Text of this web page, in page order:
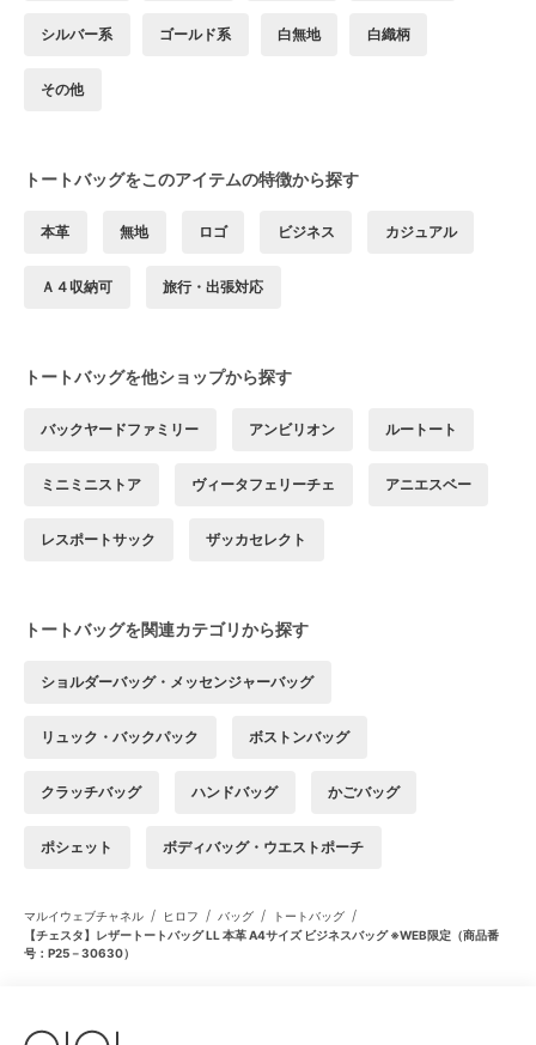
シルバー系 ゴールド系 白無地 白織柄
その他
トートバッグをこのアイテムの特徴から探す
本革 無地 ロゴ ビジネス カジュアル
Ａ４収納可 旅行・出張対応
トートバッグを他ショップから探す
バックヤードファミリー アンビリオン ルートート
ミニミニストア ヴィータフェリーチェ アニエスベー
レスポートサック ザッカセレクト
トートバッグを関連カテゴリから探す
ショルダーバッグ・メッセンジャーバッグ
リュック・バックパック ボストンバッグ
クラッチバッグ ハンドバッグ かごバッグ
ポシェット ボディバッグ・ウエストポーチ
マルイウェブチャネル / ヒロフ / バッグ / トートバッグ /
【チェスタ】レザートートバッグ LL 本革 A4サイズ ビジネスバッグ ※WEB限定（商品番
号：P25－30630）